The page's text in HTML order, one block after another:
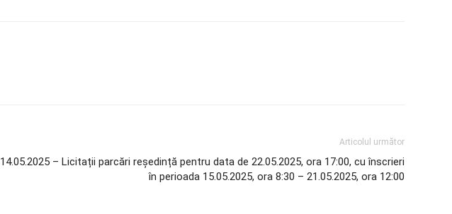
Articolul următor
14.05.2025 – Licitații parcări reședință pentru data de 22.05.2025, ora 17:00, cu înscrieri
în perioada 15.05.2025, ora 8:30 – 21.05.2025, ora 12:00